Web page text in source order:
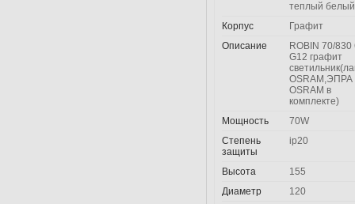
теплый белый
Корпус
Графит
Описание
ROBIN 70/830
G12 графит
OSRAM,ЭПРА
OSRAM в
комплекте)
Мощность
70W
Степень
защиты
ip20
Высота
155
Диаметр
120